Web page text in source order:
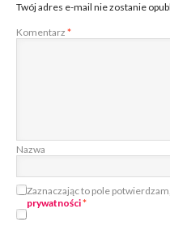
Twój adres e-mail nie zostanie
Komentarz *
Nazwa
Zaznaczając to pole
prywatności*